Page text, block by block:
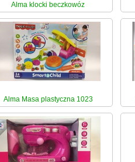
Alma klocki beczkowóz
Alma Masa plastyczna 1023